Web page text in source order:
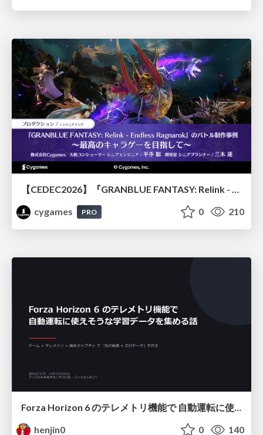
cygames
PRO 0 210
Forza Horizon 6 のテレメトリ機能で 自動運転に使えそうな学習データを集める話
henjin0
0 140